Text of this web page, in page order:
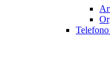
Telefono